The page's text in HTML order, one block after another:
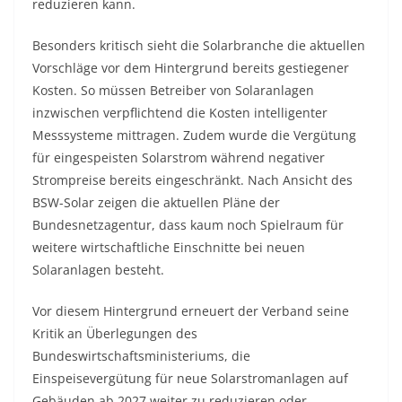
reduzieren kann.
Besonders kritisch sieht die Solarbranche die aktuellen
Vorschläge vor dem Hintergrund bereits gestiegener
Kosten. So müssen Betreiber von Solaranlagen
inzwischen verpflichtend die Kosten intelligenter
Messsysteme mittragen. Zudem wurde die Vergütung
für eingespeisten Solarstrom während negativer
Strompreise bereits eingeschränkt. Nach Ansicht des
BSW-Solar zeigen die aktuellen Pläne der
Bundesnetzagentur, dass kaum noch Spielraum für
weitere wirtschaftliche Einschnitte bei neuen
Solaranlagen besteht.
Vor diesem Hintergrund erneuert der Verband seine
Kritik an Überlegungen des
Bundeswirtschaftsministeriums, die
Einspeisevergütung für neue Solarstromanlagen auf